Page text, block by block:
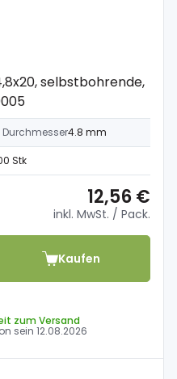
selbstbohrende,
Durchmesser4.8 mm
Stk
12,56 €
inkl. MwSt. / Pack.
Kaufen
zum Versand
sein 12.08.2026